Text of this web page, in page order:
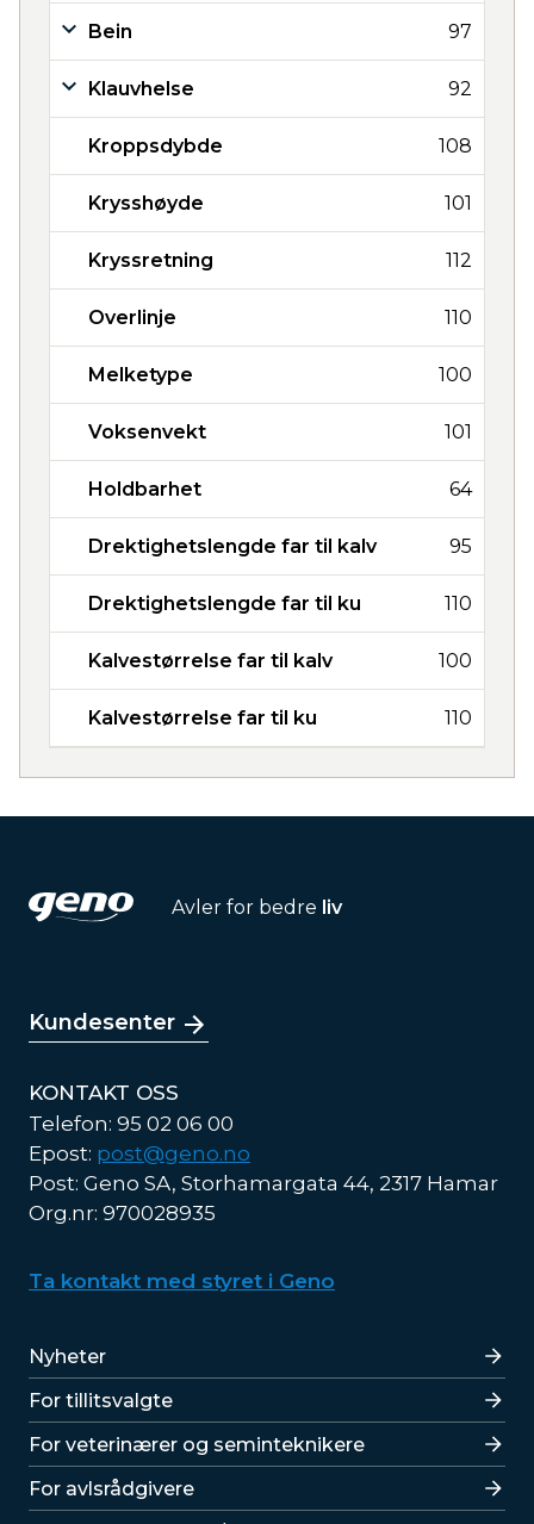
Bein 97
Klauvhelse 92
Kroppsdybde 108
Krysshøyde 101
Kryssretning 112
Overlinje 110
Melketype 100
Voksenvekt 101
Holdbarhet 64
Drektighetslengde far til kalv 95
Drektighetslengde far til ku 110
Kalvestørrelse far til kalv 100
Kalvestørrelse far til ku 110
Avler for bedre liv
Kundesenter
KONTAKT OSS
Telefon: 95 02 06 00
Epost: post@geno.no
Post: Geno SA, Storhamargata 44, 2317 Hamar
Org.nr: 970028935
Ta kontakt med styret i Geno
Lenker
Nyheter
For tillitsvalgte
For veterinærer og seminteknikere
For avlsrådgivere